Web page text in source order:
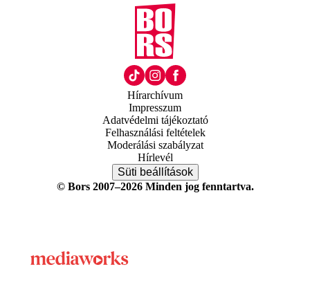
Hírarchívum
Impresszum
Adatvédelmi tájékoztató
Felhasználási feltételek
Moderálási szabályzat
Hírlevél
Süti beállítások
© Bors 2007–2026 Minden jog fenntartva.